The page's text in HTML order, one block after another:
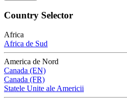
Country Selector
Africa
Africa de Sud
America de Nord
Canada (EN)
Canada (FR)
Statele Unite ale Americii